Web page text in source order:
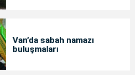
Van’da sabah namazı
buluşmaları